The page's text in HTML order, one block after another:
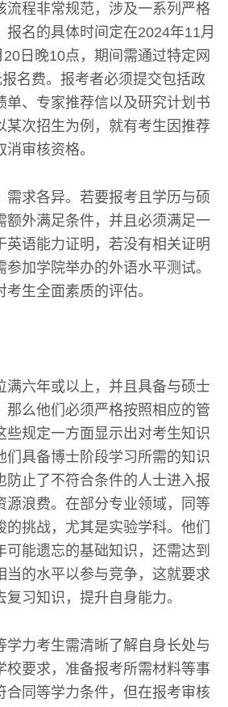
流程非常规范，涉及一系列严格
报名的具体时间定在2024年11月
日晚10点，期间需通过特定网
名费。报考者必须提交包括政
单、专家推荐信以及研究计划书
某次招生为例，就有考生因推荐
审核资格。
需求各异。若要报考且学历与硕
额外满足条件，并且必须满足一
英语能力证明，若没有相关证明
加学院举办的外语水平测试。
生全面素质的评估。
满六年或以上，并且具备与硕士
那么他们必须严格按照相应的管
些规定一方面显示出对考生知识
们具备博士阶段学习所需的知识
防止了不符合条件的人士进入报
源浪费。在部分专业领域，同等
挑战，尤其是实验学科。他们
可能遗忘的基础知识，还需达到
当的水平以参与竞争，这就要求
习知识，提升自身能力。
学力考生需清晰了解自身长处与
校要求，准备报考所需材料等事
合同等学力条件，但在报考审核